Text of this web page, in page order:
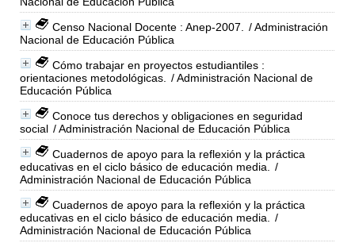
Censo Nacional Docente : Anep-2007.
/ Administración
Nacional de Educación Pública
Cómo trabajar en proyectos estudiantiles :
orientaciones metodológicas.
/ Administración Nacional de
Educación Pública
Conoce tus derechos y obligaciones en seguridad
social / Administración Nacional de Educación Pública
Cuadernos de apoyo para la reflexión y la práctica
educativas en el ciclo básico de educación media.
/
Administración Nacional de Educación Pública
Cuadernos de apoyo para la reflexión y la práctica
educativas en el ciclo básico de educación media.
/
Administración Nacional de Educación Pública